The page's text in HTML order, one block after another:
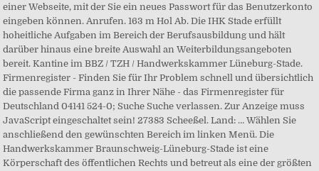
einer Webseite, mit der Sie ein neues Passwort für das Benutzerkonto
eingeben können. Anrufen. 163 m Hol Ab. Die IHK Stade erfüllt
hoheitliche Aufgaben im Bereich der Berufsausbildung und hält
darüber hinaus eine breite Auswahl an Weiterbildungsangeboten
bereit. Kantine im BBZ / TZH / Handwerkskammer Lüneburg-Stade.
Firmenregister - Finden Sie für Ihr Problem schnell und übersichtlich
die passende Firma ganz in Ihrer Nähe - das Firmenregister für
Deutschland 04141 524-0; Suche Suche verlassen. Zur Anzeige muss
JavaScript eingeschaltet sein! 27383 Scheeßel. Land: … Wählen Sie
anschließend den gewünschten Bereich im linken Menü. Die
Handwerkskammer Braunschweig-Lüneburg-Stade ist eine
Körperschaft des öffentlichen Rechts und betreut als eine der größten